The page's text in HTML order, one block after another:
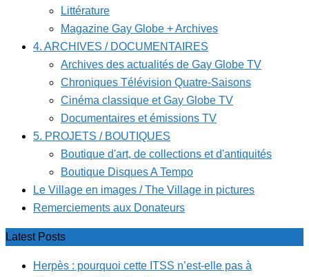
Littérature
Magazine Gay Globe + Archives
4. ARCHIVES / DOCUMENTAIRES
Archives des actualités de Gay Globe TV
Chroniques Télévision Quatre-Saisons
Cinéma classique et Gay Globe TV
Documentaires et émissions TV
5. PROJETS / BOUTIQUES
Boutique d'art, de collections et d'antiquités
Boutique Disques A Tempo
Le Village en images / The Village in pictures
Remerciements aux Donateurs
Latest Posts
Herpès : pourquoi cette ITSS n’est-elle pas à